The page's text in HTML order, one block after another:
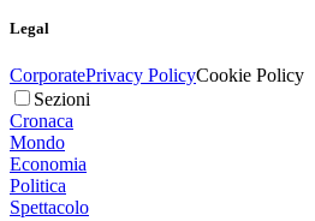
Legal
CorporatePrivacy PolicyCookie Policy
Sezioni
Cronaca
Mondo
Economia
Politica
Spettacolo